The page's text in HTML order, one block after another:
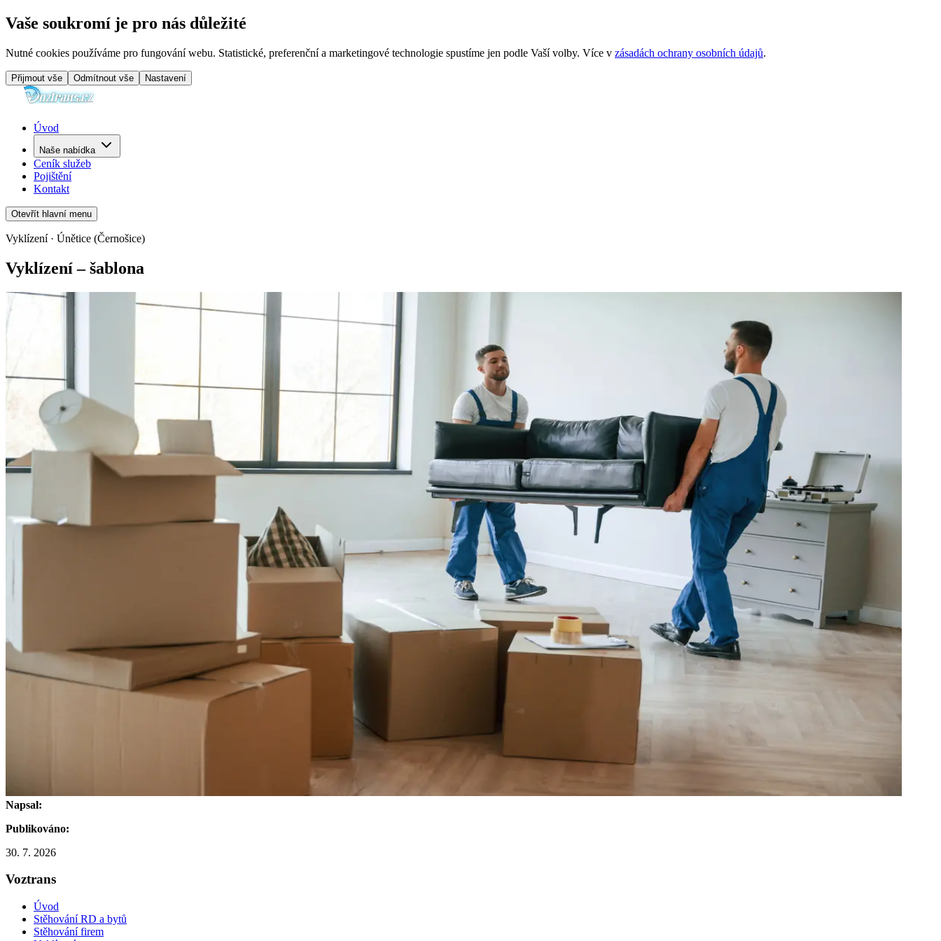
Vaše soukromí je pro nás důležité
Nutné cookies používáme pro fungování webu. Statistické, preferenční a marketingové technologie spustíme jen podle Vaší volby. Více v zásadách ochrany osobních údajů.
Přijmout vše Odmítnout vše Nastavení
Úvod
Naše nabídka
Ceník služeb
Pojištění
Kontakt
Otevřít hlavní menu
Vyklízení · Únětice (Černošice)
Vyklízení – šablona
Napsal:
Publikováno:
30. 7. 2026
Voztrans
Úvod
Stěhování RD a bytů
Stěhování firem